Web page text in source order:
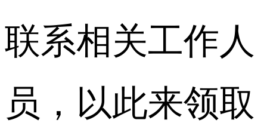
联系相关工作人
员，以此来领取